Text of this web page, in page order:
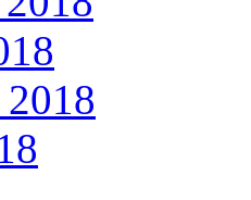
2018